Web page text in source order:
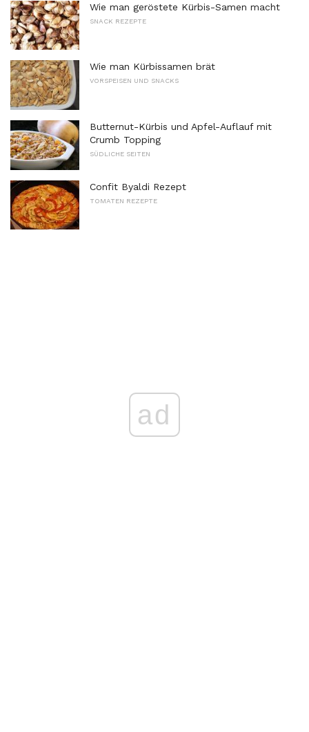
Wie man geröstete Kürbis-Samen macht
SNACK REZEPTE
Wie man Kürbissamen brät
VORSPEISEN UND SNACKS
Butternut-Kürbis und Apfel-Auflauf mit
Crumb Topping
SÜDLICHE SEITEN
Confit Byaldi Rezept
TOMATEN REZEPTE
ad